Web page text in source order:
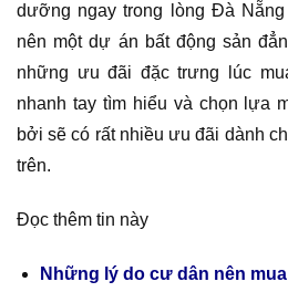
dưỡng ngay trong lòng Đà
nên một dự án bất động sản
những ưu đãi đặc trưng lúc
nhanh tay tìm hiểu và chọn lựa
bởi sẽ có rất nhiều ưu đãi dành
trên.
Đọc thêm tin này
Những lý do cư dân nên